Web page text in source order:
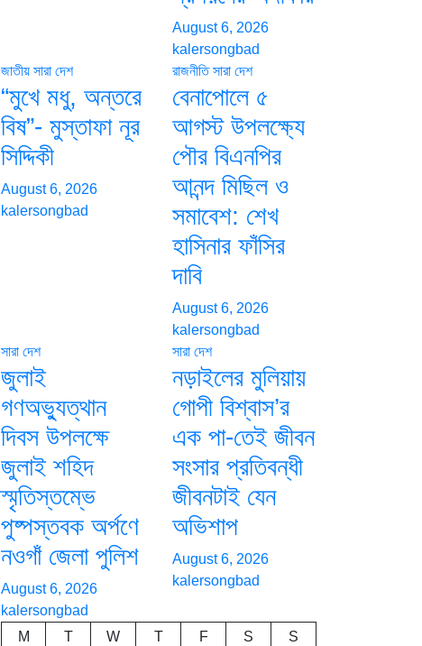
August 6, 2026
kalersongbad
জাতীয় সারা দেশ
“মুখে মধু, অন্তরে
বিষ”- মুস্তাফা নূর
সিদ্দিকী
August 6, 2026
kalersongbad
রাজনীতি সারা দেশ
বেনাপোলে ৫
আগস্ট উপলক্ষ্যে
পৌর বিএনপির
আনন্দ মিছিল ও
সমাবেশ: শেখ
হাসিনার ফাঁসির
দাবি
August 6, 2026
kalersongbad
সারা দেশ
জুলাই
গণঅভ্যুত্থান
দিবস উপলক্ষে
জুলাই শহিদ
স্মৃতিস্তম্ভে
পুষ্পস্তবক অর্পণে
নওগাঁ জেলা পুলিশ
August 6, 2026
kalersongbad
সারা দেশ
নড়াইলের মুলিয়ায়
গোপী বিশ্বাস’র
এক পা-তেই জীবন
সংসার প্রতিবন্ধী
জীবনটাই যেন
অভিশাপ
August 6, 2026
kalersongbad
M T W T F S
S